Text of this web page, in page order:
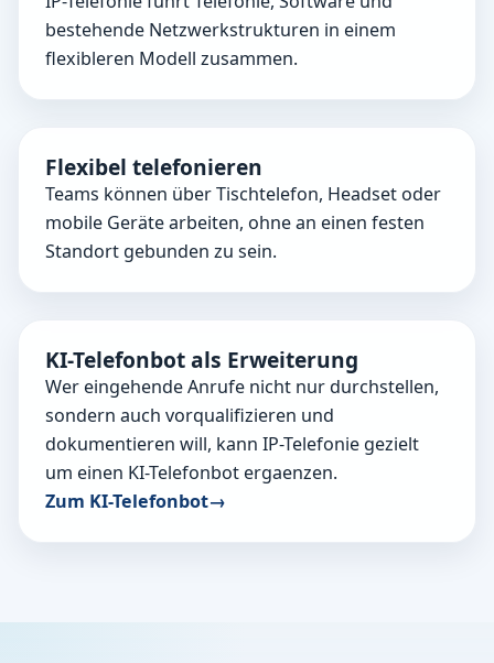
Kommunikationslösungen sollen Teams entlasten
und Anliegen kontrolliert in den richtigen Prozess
führen.
bestehende Netzwerkstrukturen in einem
flexibleren Modell zusammen.
Flexibel telefonieren
Teams können über Tischtelefon, Headset oder
mobile Geräte arbeiten, ohne an einen festen
Standort gebunden zu sein.
KI-Telefonbot als Erweiterung
Wer eingehende Anrufe nicht nur durchstellen,
sondern auch vorqualifizieren und
dokumentieren will, kann IP-Telefonie gezielt
um einen KI-Telefonbot ergaenzen.
Zum KI-Telefonbot